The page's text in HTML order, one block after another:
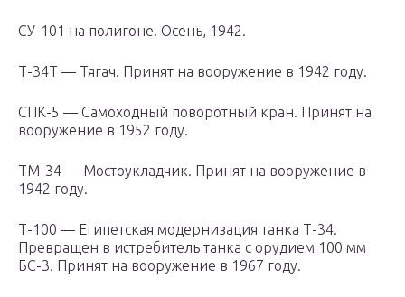
СУ-101 на полигоне. Осень, 1942.
Т-34Т — Тягач. Принят на вооружение в 1942 году.
СПК-5 — Самоходный поворотный кран. Принят на
вооружение в 1952 году.
ТМ-34 — Мостоукладчик. Принят на вооружение в
1942 году.
Т-100 — Египетская модернизация танка Т-34.
Превращен в истребитель танка с орудием 100 мм
БС-3. Принят на вооружение в 1967 году.